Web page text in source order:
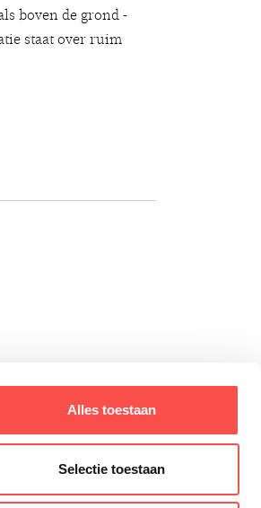
Alles toestaan
Selectie toestaan
boven de grond -
staat over ruim